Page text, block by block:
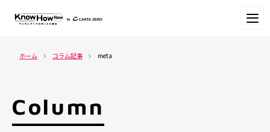
ホーム コラム記事 meta
Column